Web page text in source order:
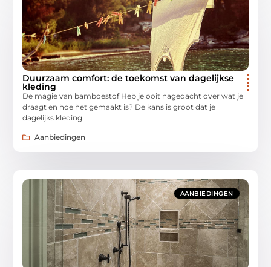
Duurzaam comfort: de toekomst van dagelijkse
kleding
De magie van bamboestof Heb je ooit nagedacht over wat je
draagt en hoe het gemaakt is? De kans is groot dat je
dagelijks kleding
Aanbiedingen
AANBIEDINGEN